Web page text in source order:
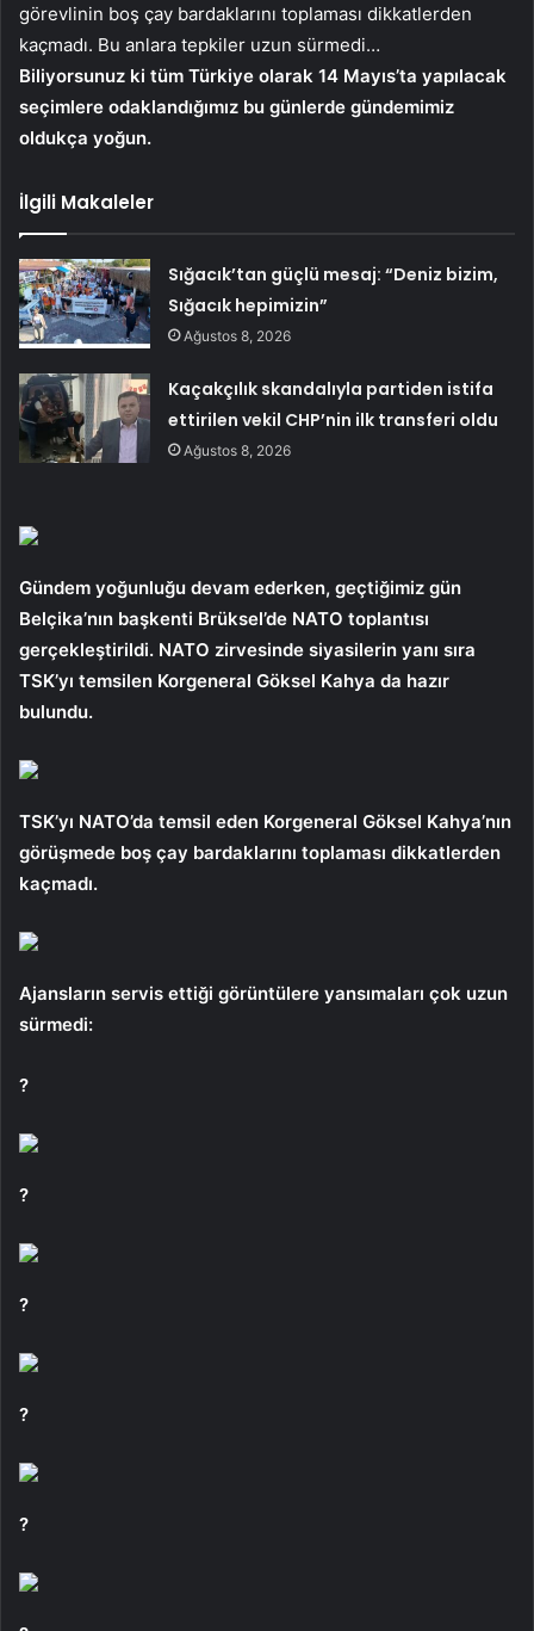
görevlinin boş çay bardaklarını toplaması dikkatlerden
kaçmadı. Bu anlara tepkiler uzun sürmedi…
Biliyorsunuz ki tüm Türkiye olarak 14 Mayıs’ta yapılacak
seçimlere odaklandığımız bu günlerde gündemimiz
oldukça yoğun.
İlgili Makaleler
Sığacık’tan güçlü mesaj: “Deniz bizim,
Sığacık hepimizin”
Ağustos 8, 2026
Kaçakçılık skandalıyla partiden istifa
ettirilen vekil CHP’nin ilk transferi oldu
Ağustos 8, 2026
Gündem yoğunluğu devam ederken, geçtiğimiz gün
Belçika’nın başkenti Brüksel’de NATO toplantısı
gerçekleştirildi. NATO zirvesinde siyasilerin yanı sıra
TSK’yı temsilen Korgeneral Göksel Kahya da hazır
bulundu.
TSK’yı NATO’da temsil eden Korgeneral Göksel Kahya’nın
görüşmede boş çay bardaklarını toplaması dikkatlerden
kaçmadı.
Ajansların servis ettiği görüntülere yansımaları çok uzun
sürmedi:
?
?
?
?
?